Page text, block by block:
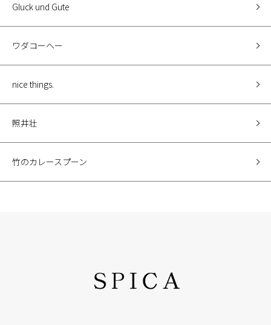
Gluck und Gute
ワダコーヘー
nice things.
照井壮
竹のカレースプーン